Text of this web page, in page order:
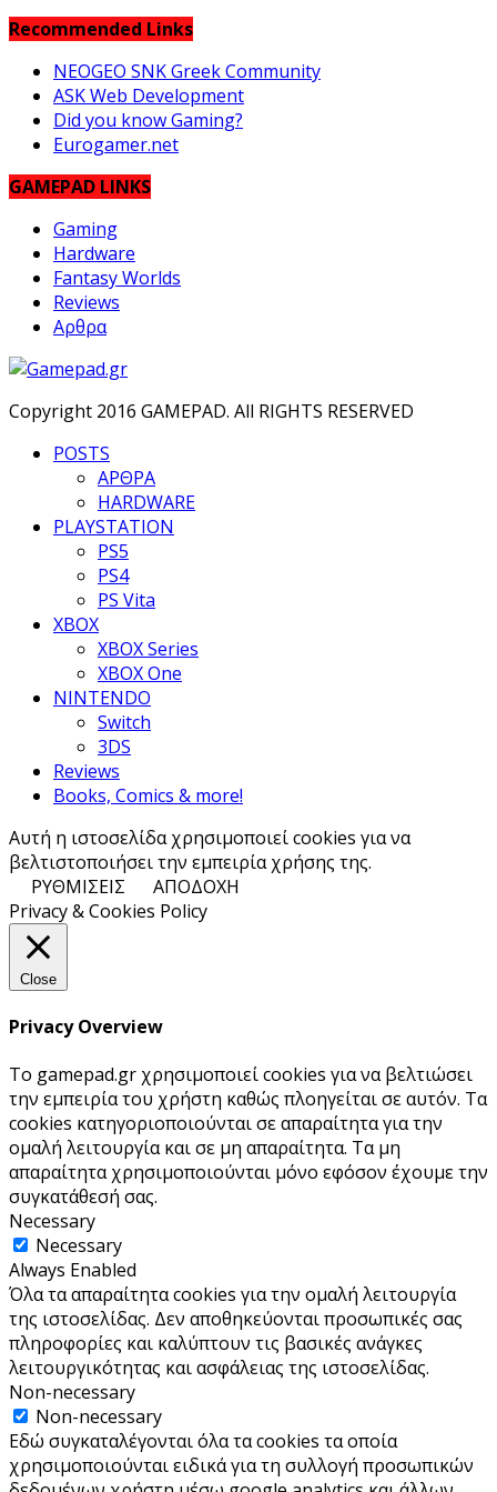
Recommended Links
NEOGEO SNK Greek Community
ASK Web Development
Did you know Gaming?
Eurogamer.net
GAMEPAD LINKS
Gaming
Hardware
Fantasy Worlds
Reviews
Αρθρα
Copyright 2016 GAMEPAD. All RIGHTS RESERVED
POSTS
ΑΡΘΡΑ
HARDWARE
PLAYSTATION
PS5
PS4
PS Vita
XBOX
XBOX Series
XBOX One
NINTENDO
Switch
3DS
Reviews
Books, Comics & more!
Αυτή η ιστοσελίδα χρησιμοποιεί cookies για να
βελτιστοποιήσει την εμπειρία χρήσης της.
ΡΥΘΜΙΣΕΙΣ
ΑΠΟΔΟΧΗ
Privacy & Cookies Policy
Close
Privacy Overview
Το gamepad.gr χρησιμοποιεί cookies για να βελτιώσει
την εμπειρία του χρήστη καθώς πλοηγείται σε αυτόν. Τα
cookies κατηγοριοποιούνται σε απαραίτητα για την
ομαλή λειτουργία και σε μη απαραίτητα. Τα μη
απαραίτητα χρησιμοποιούνται μόνο εφόσον έχουμε την
συγκατάθεσή σας.
Necessary
Necessary
Always Enabled
Όλα τα απαραίτητα cookies για την ομαλή λειτουργία
της ιστοσελίδας. Δεν αποθηκεύονται προσωπικές σας
πληροφορίες και καλύπτουν τις βασικές ανάγκες
λειτουργικότητας και ασφάλειας της ιστοσελίδας.
Non-necessary
Non-necessary
Εδώ συγκαταλέγονται όλα τα cookies τα οποία
χρησιμοποιούνται ειδικά για τη συλλογή προσωπικών